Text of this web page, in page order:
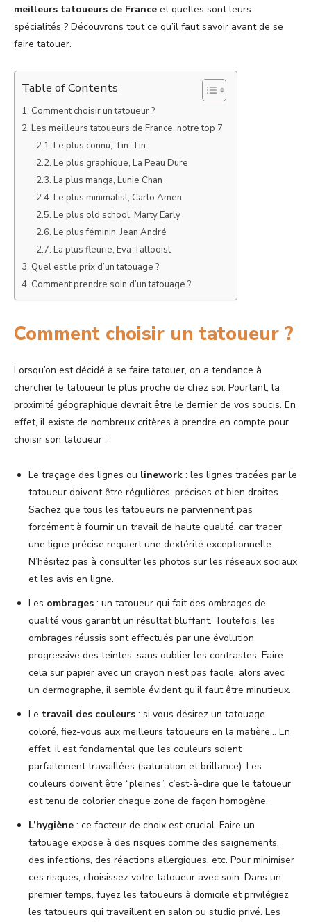
meilleurs tatoueurs de France et quelles sont leurs
spécialités ? Découvrons tout ce qu’il faut savoir avant de se
faire tatouer.
Table of Contents
Comment choisir un tatoueur ?
Les meilleurs tatoueurs de France, notre top 7
Le plus connu, Tin-Tin
Le plus graphique, La Peau Dure
La plus manga, Lunie Chan
Le plus minimalist, Carlo Amen
Le plus old school, Marty Early
Le plus féminin, Jean André
La plus fleurie, Eva Tattooist
Quel est le prix d’un tatouage ?
Comment prendre soin d’un tatouage ?
Comment choisir un tatoueur ?
Lorsqu’on est décidé à se faire tatouer, on a tendance à
chercher le tatoueur le plus proche de chez soi. Pourtant, la
proximité géographique devrait être le dernier de vos soucis. En
effet, il existe de nombreux critères à prendre en compte pour
choisir son tatoueur :
Le traçage des lignes ou linework : les lignes tracées par le
tatoueur doivent être régulières, précises et bien droites.
Sachez que tous les tatoueurs ne parviennent pas
forcément à fournir un travail de haute qualité, car tracer
une ligne précise requiert une dextérité exceptionnelle.
N’hésitez pas à consulter les photos sur les réseaux sociaux
et les avis en ligne.
Les ombrages : un tatoueur qui fait des ombrages de
qualité vous garantit un résultat bluffant. Toutefois, les
ombrages réussis sont effectués par une évolution
progressive des teintes, sans oublier les contrastes. Faire
cela sur papier avec un crayon n’est pas facile, alors avec
un dermographe, il semble évident qu’il faut être minutieux.
Le travail des couleurs : si vous désirez un tatouage
coloré, fiez-vous aux meilleurs tatoueurs en la matière… En
effet, il est fondamental que les couleurs soient
parfaitement travaillées (saturation et brillance). Les
couleurs doivent être “pleines”, c’est-à-dire que le tatoueur
est tenu de colorier chaque zone de façon homogène.
L’hygiène : ce facteur de choix est crucial. Faire un
tatouage expose à des risques comme des saignements,
des infections, des réactions allergiques, etc. Pour minimiser
ces risques, choisissez votre tatoueur avec soin. Dans un
premier temps, fuyez les tatoueurs à domicile et privilégiez
les tatoueurs qui travaillent en salon ou studio privé. Les